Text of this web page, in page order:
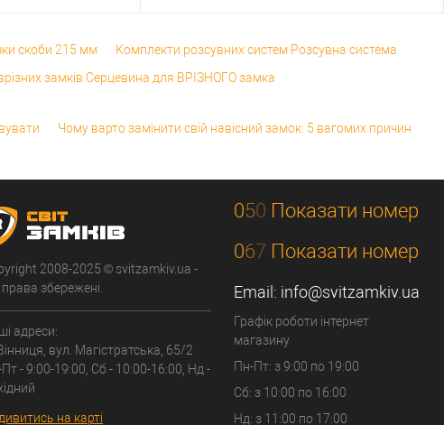
скоби 215 мм
Комплекти розсувних систем Розсувна система
замків Серцевина для ВРІЗНОГО замка
Чому варто замінити свій навісний замок: 5 вагомих причин
2008-2025 © svitzamkiv.ua -
права збережені.
адреси:
вул. Магістратська, 65/2
- 9:00-19:00, Сб - 10:00-16:00, Нд -
на карті
050 Показати номер
067 Показати номер
Email: info@svitzamkiv.ua
Графік роботи інтернет
магазину
Пн-Пт: з 9:00 по 19:00
Сб: з 10:00 по 16:00
Нд: з 11:00 по 17:00